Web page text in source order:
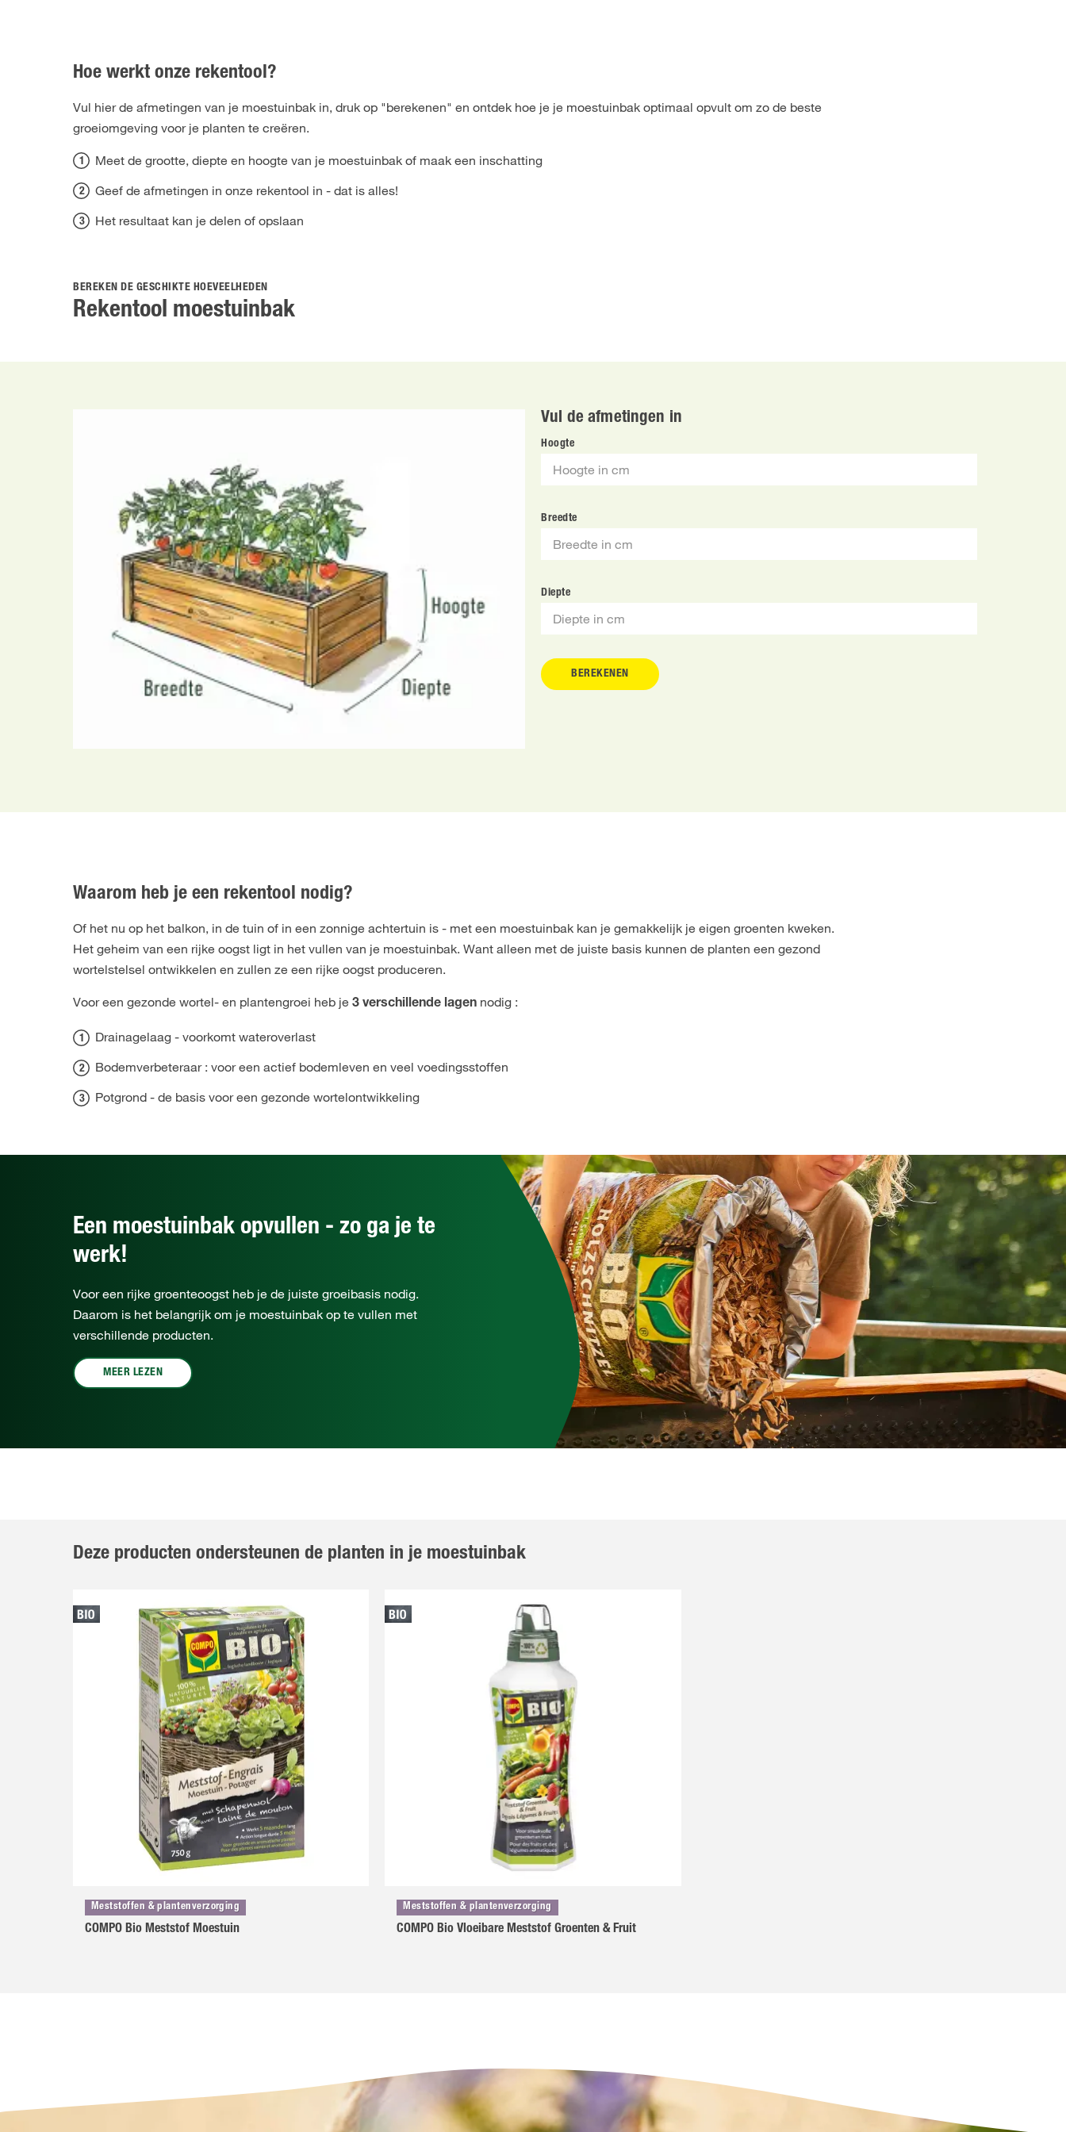
Hoe werkt onze rekentool?
Vul hier de afmetingen van je moestuinbak in, druk op "berekenen" en ontdek hoe je je moestuinbak optimaal opvult om zo de beste
groeiomgeving voor je planten te creëren.
Meet de grootte, diepte en hoogte van je moestuinbak of maak een inschatting
Geef de afmetingen in onze rekentool in - dat is alles!
Het resultaat kan je delen of opslaan
BEREKEN DE GESCHIKTE HOEVEELHEDEN
Rekentool moestuinbak
Vul de afmetingen in
Hoogte
Breedte
Diepte
Waarom heb je een rekentool nodig?
Of het nu op het balkon, in de tuin of in een zonnige achtertuin is - met een moestuinbak kan je gemakkelijk je eigen groenten kweken.
Het geheim van een rijke oogst ligt in het vullen van je moestuinbak. Want alleen met de juiste basis kunnen de planten een gezond
wortelstelsel ontwikkelen en zullen ze een rijke oogst produceren.
Voor een gezonde wortel- en plantengroei heb je 3 verschillende lagen nodig :
Drainagelaag - voorkomt wateroverlast
Bodemverbeteraar : voor een actief bodemleven en veel voedingsstoffen
Potgrond - de basis voor een gezonde wortelontwikkeling
Een moestuinbak opvullen - zo ga je te
werk!
Voor een rijke groenteoogst heb je de juiste groeibasis nodig.
Daarom is het belangrijk om je moestuinbak op te vullen met
verschillende producten.
MEER LEZEN
Deze producten ondersteunen de planten in je moestuinbak
Meststoffen & plantenverzorging
COMPO Bio Meststof Moestuin
Meststoffen & plantenverzorging
COMPO Bio Vloeibare Meststof Groenten & Fruit